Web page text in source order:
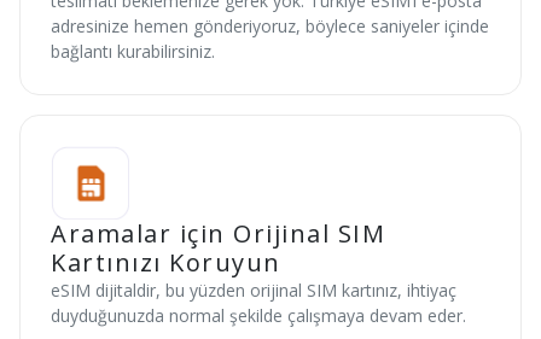
adresinize hemen gönderiyoruz, böylece saniyeler içinde
bağlantı kurabilirsiniz.
Aramalar için Orijinal SIM
Kartınızı Koruyun
eSIM dijitaldir, bu yüzden orijinal SIM kartınız, ihtiyaç
duyduğunuzda normal şekilde çalışmaya devam eder.